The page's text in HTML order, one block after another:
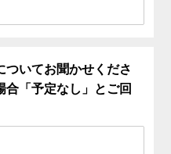
ついてお聞かせくださ
合「予定なし」とご回